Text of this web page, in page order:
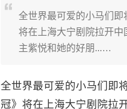
全世界最可爱的小马们即
将在上海大宁剧院拉开
主紫悦和她的好朋...…
全世界最可爱的小马们即
冠》将在上海大宁剧院拉